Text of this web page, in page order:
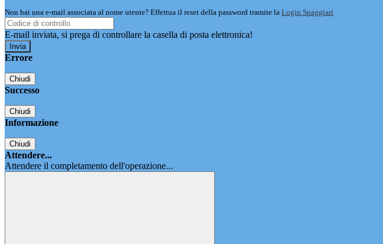
Non hai una e-mail associata al nome utente? Effettua il reset della password tramite la Login Spaggiari
E-mail inviata, si prega di controllare la casella di posta elettronica!
Errore
Chiudi
Successo
Chiudi
Informazione
Chiudi
Attendere...
Attendere il completamento dell'operazione...